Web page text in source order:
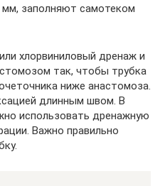
мм, заполняют самотеком
хлорвиниловый дренаж и
так, чтобы трубка
ниже анастомоза.
длинным швом. В
использовать дренажную
Важно правильно